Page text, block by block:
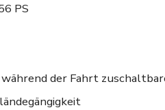
PS
der Fahrt